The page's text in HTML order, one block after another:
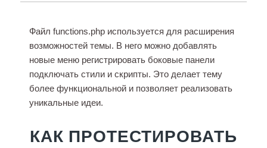
Файл functions.php используется для расширения
возможностей темы. В него можно добавлять
новые меню регистрировать боковые панели
подключать стили и скрипты. Это делает тему
более функциональной и позволяет реализовать
уникальные идеи.
КАК ПРОТЕСТИРОВАТЬ